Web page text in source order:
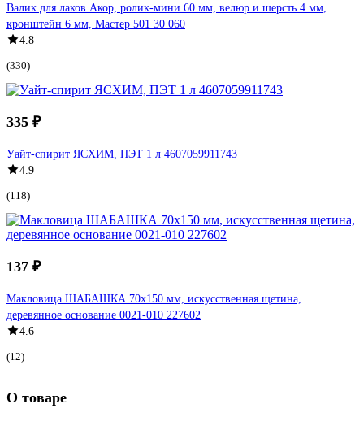
Валик для лаков Акор, ролик-мини 60 мм, велюр и шерсть 4 мм,
кронштейн 6 мм, Мастер 501 30 060
4.8
(330)
335 ₽
Уайт-спирит ЯСХИМ, ПЭТ 1 л 4607059911743
4.9
(118)
137 ₽
Макловица ШАБАШКА 70x150 мм, искусственная щетина,
деревянное основание 0021-010 227602
4.6
(12)
О товаре